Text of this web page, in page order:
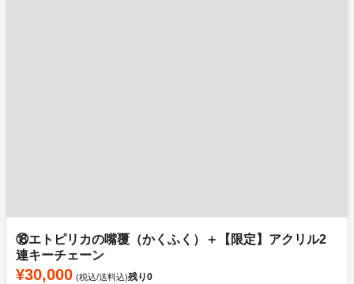
⑱エトピリカの嘴覆（かくふく）＋【限定】アクリル2
連キーチェーン
¥30,000 (税込/送料込)残り0